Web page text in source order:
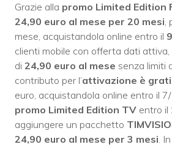
Grazie alla promo Limited Edition
24,90 euro al mese per 20 mesi,
mese, acquistandola online entro il
clienti mobile con offerta dati attiva,
di 24,90 euro al mese senza limiti
contributo per l’attivazione è
euro, acquistandola online entro il
promo Limited Edition TV entro il
aggiungere un pacchetto
24,90 euro al mese per 3 mesi.